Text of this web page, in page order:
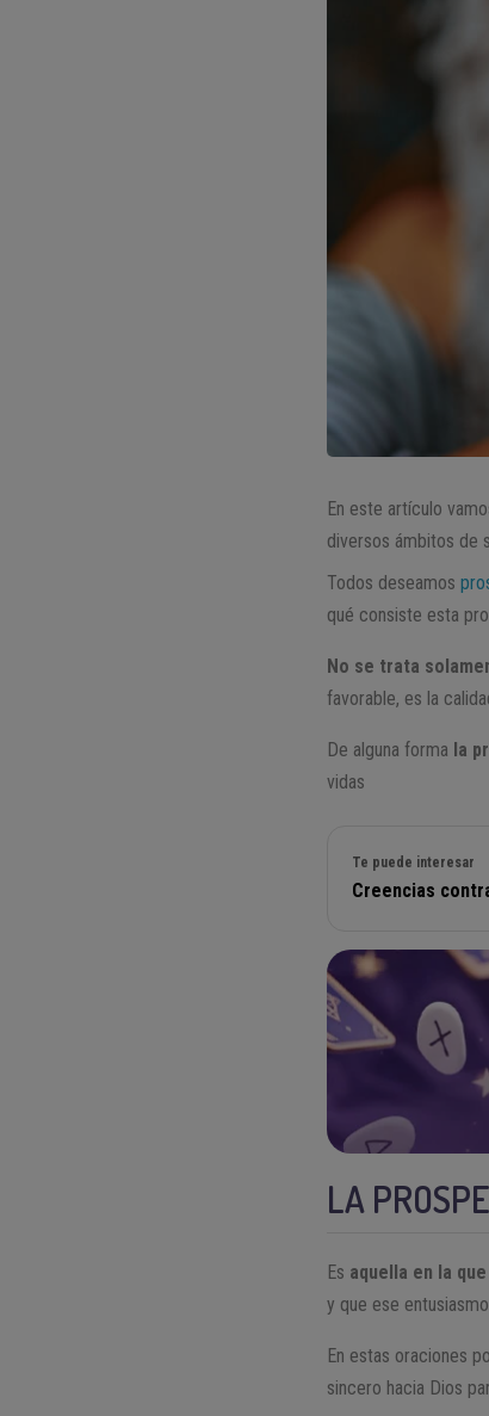
En este artículo
diversos ámbitos de
Todos deseamos
qué consiste esta
No se trata
favorable, es la
De alguna forma la
vidas
Te puede interesar
Creencias
LA
Es aquella en la
y que ese
En estas oraciones
sincero hacia Dios